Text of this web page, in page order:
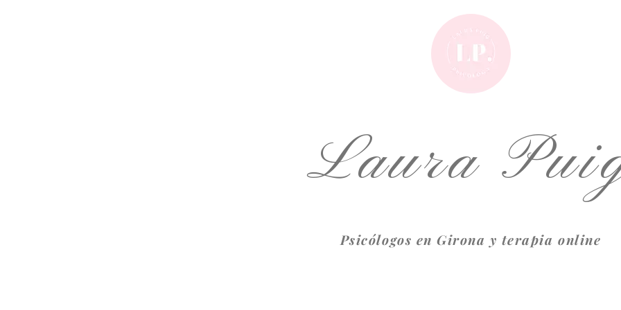
Laura
Psicólogos en Girona y terapia online